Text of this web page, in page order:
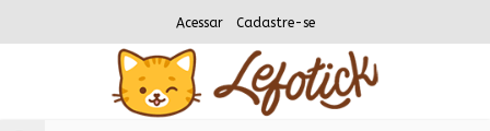
Acessar Cadastre-se